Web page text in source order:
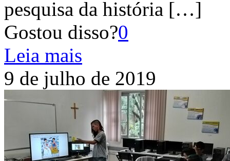
pesquisa da história […]
Gostou disso?0
Leia mais
9 de julho de 2019